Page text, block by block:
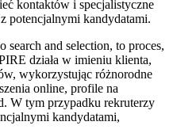
kontaktów i specjalistyczne
potencjalnymi kandydatami.
search and selection, to proces,
działa w imieniu klienta,
wykorzystując różnorodne
online, profile na
W tym przypadku rekruterzy
kandydatami,